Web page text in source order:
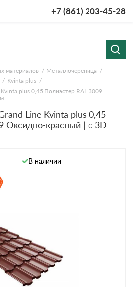
+7 (861) 203-45-28
материалов
Металлочерепица
Kvinta plus
plus 0,45 Полиэстер RAL 3009
Line Kvinta plus 0,45
Оксидно-красный | c 3D
В наличии